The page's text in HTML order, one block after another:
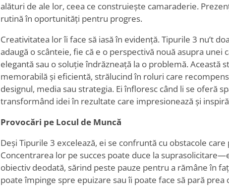
alături de ale lor, ceea ce construiește camaraderie.
rutină în oportunități pentru progres.
Creativitatea lor îi face să iasă în evidență. Tipurile 3 nu’t
adaugă o scânteie, fie că e o perspectivă nouă asupra unei
elegantă sau o soluție îndrăzneață la o problemă. Această
memorabilă și eficientă, strălucind în roluri care
designul, media sau strategia. Ei înfloresc când li se oferă
transformând idei în rezultate care impresionează și
Provocări pe Locul de Muncă
Deși Tipurile 3 excelează, ei se confruntă cu obstacole
Concentrarea lor pe succes poate duce la
obiectiv deodată, sărind peste pauze pentru a rămâne în
poate împinge spre epuizare sau îi poate face să pară